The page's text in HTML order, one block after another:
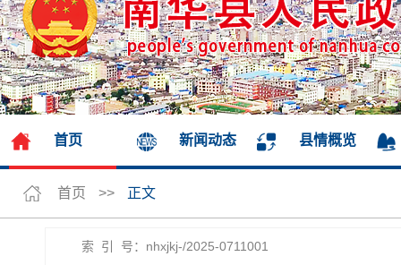
首页 新闻动态 县情概览
首页 >> 正文
索 引 号：nhxjkj-/2025-0711001